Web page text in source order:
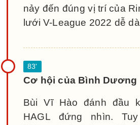
nảy đến đúng vị trí của
lưới V-League 2022 dễ
Cơ hội của Bình Dương
Bùi Vĩ Hào đánh đầu
HAGL đứng nhìn.